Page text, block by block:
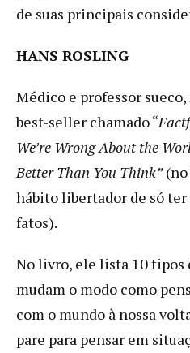
de suas principais
HANS ROSLING
Médico e professor
best-seller chamado “
We’re Wrong About the
Better Than You Think”(no
hábito libertador de só ter
fatos).
No livro, ele lista 10 tipos
mudam o modo como
com o mundo à nossa
pare para pensar em